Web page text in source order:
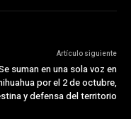
Artículo siguiente
suman en una sola voz en
por el 2 de octubre,
y defensa del territorio